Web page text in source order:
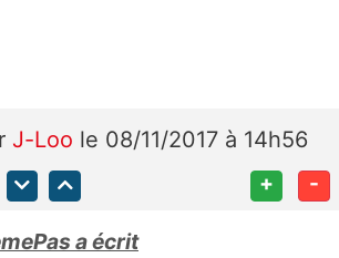
J-Loo le 08/11/2017 à 14h56
+ -
a écrit